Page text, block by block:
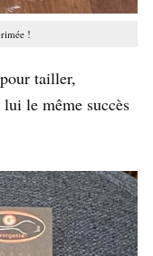
!
tailler,
le même succès